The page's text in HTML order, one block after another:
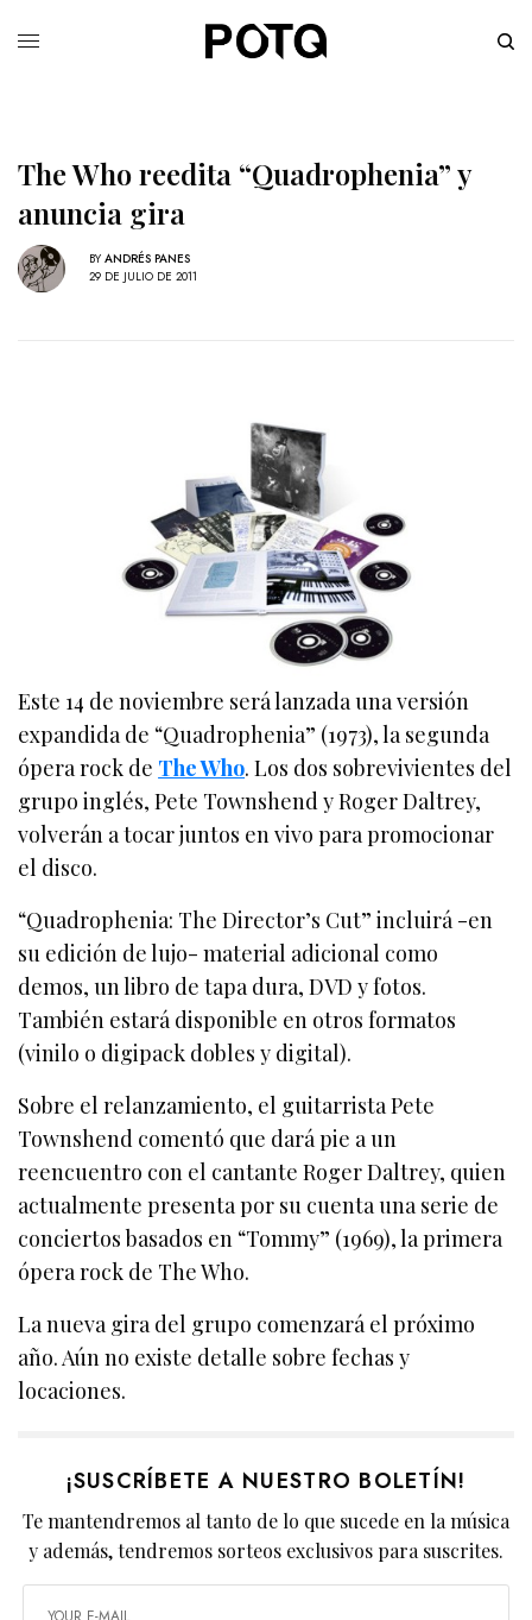
The Who reedita “Quadrophenia” y
anuncia gira
BY ANDRÉS PANES
29 DE JULIO DE 2011
Este 14 de noviembre será lanzada una versión
expandida de “Quadrophenia” (1973), la segunda
ópera rock de The Who. Los dos sobrevivientes del
grupo inglés, Pete Townshend y Roger Daltrey,
volverán a tocar juntos en vivo para promocionar
el disco.
“Quadrophenia: The Director’s Cut” incluirá -en
su edición de lujo- material adicional como
demos, un libro de tapa dura, DVD y fotos.
También estará disponible en otros formatos
(vinilo o digipack dobles y digital).
Sobre el relanzamiento, el guitarrista Pete
Townshend comentó que dará pie a un
reencuentro con el cantante Roger Daltrey, quien
actualmente presenta por su cuenta una serie de
conciertos basados en “Tommy” (1969), la primera
ópera rock de The Who.
La nueva gira del grupo comenzará el próximo
año. Aún no existe detalle sobre fechas y
locaciones.
¡SUSCRÍBETE A NUESTRO BOLETÍN!
Te mantendremos al tanto de lo que sucede en la música
y además, tendremos sorteos exclusivos para suscrites.